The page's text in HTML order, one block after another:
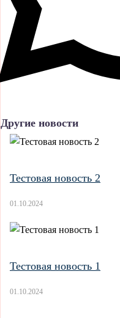
Другие новости
Тестовая новость 2
01.10.2024
Тестовая новость 1
01.10.2024